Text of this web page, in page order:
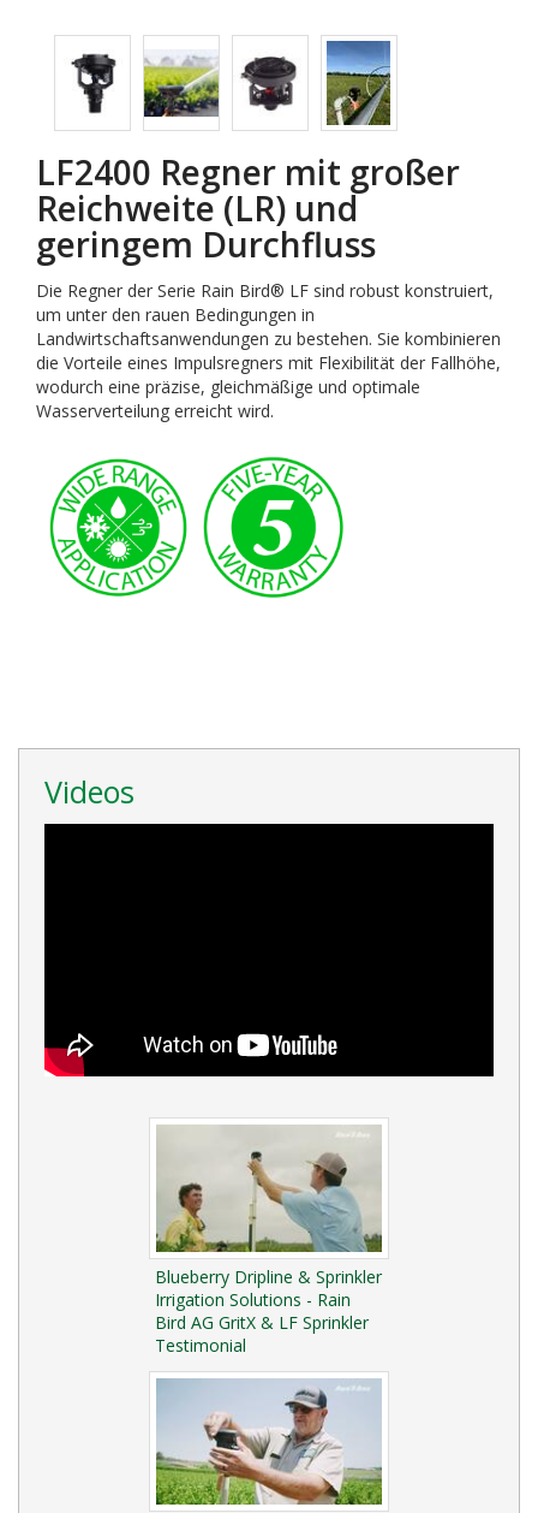
LF2400 Regner mit großer
Reichweite (LR) und
geringem Durchfluss
Die Regner der Serie Rain Bird® LF sind robust konstruiert,
um unter den rauen Bedingungen in
Landwirtschaftsanwendungen zu bestehen. Sie kombinieren
die Vorteile eines Impulsregners mit Flexibilität der Fallhöhe,
wodurch eine präzise, gleichmäßige und optimale
Wasserverteilung erreicht wird.
Videos
Blueberry Dripline & Sprinkler
Irrigation Solutions - Rain
Bird AG GritX & LF Sprinkler
Testimonial